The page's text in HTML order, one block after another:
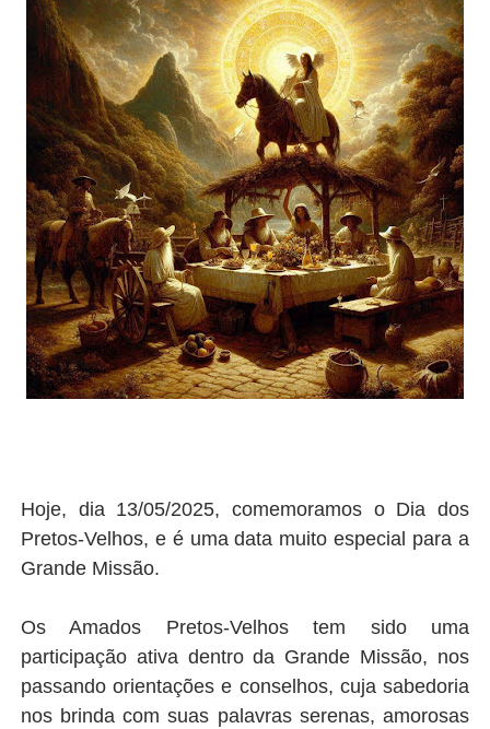
Hoje, dia 13/05/2025, comemoramos o Dia dos
Pretos-Velhos, e é uma data muito especial para a
Grande Missão.
Os Amados Pretos-Velhos tem sido uma
participação ativa dentro da Grande Missão, nos
passando orientações e conselhos, cuja sabedoria
nos brinda com suas palavras serenas, amorosas